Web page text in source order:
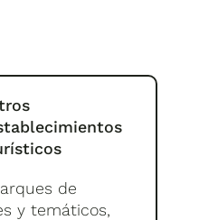
de
y temáticos,